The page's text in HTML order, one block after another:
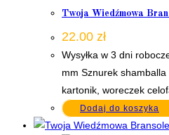
Twoja Wiedźmowa
22.00 zł
Wysyłka w 3 dni
mm Sznurek
kartonik, woreczek
Dodaj do koszyka